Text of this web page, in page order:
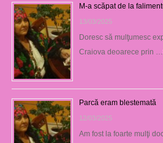
M-a scăpat de la
13/03/2025
Doresc să mulţumesc
Craiova deoarece prin …
Parcă eram blestemată
12/03/2025
Am fost la foarte mulţi